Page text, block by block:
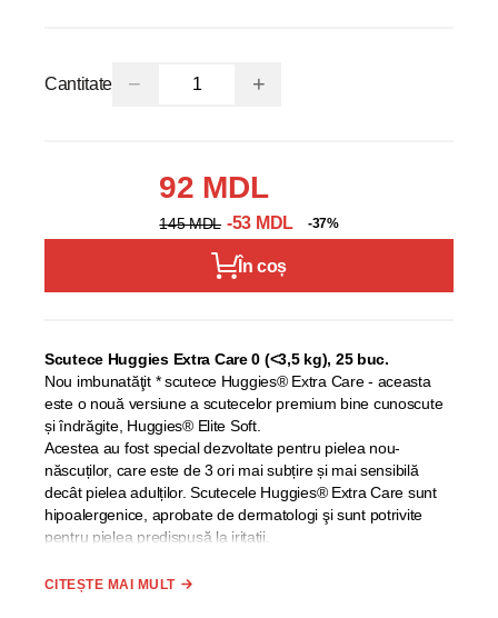
Cantitate − +
92 MDL
145 MDL -53 MDL -37%
În coș
Scutece Huggies Extra Care 0 (<3,5 kg), 25 buc.
Nou imbunatăţit * scutece Huggies® Extra Care - aceasta
este o nouă versiune a scutecelor premium bine cunoscute
și îndrăgite, Huggies® Elite Soft.
Acestea au fost special dezvoltate pentru pielea nou-
născuților, care este de 3 ori mai subțire și mai sensibilă
decât pielea adulților. Scutecele Huggies® Extra Care sunt
hipoalergenice, aprobate de dermatologi şi sunt potrivite
pentru pielea predispusă la iritații.
îmbunătățite au devenit și mai moi* acum și de asemenea,
CITEȘTE MAI MULT